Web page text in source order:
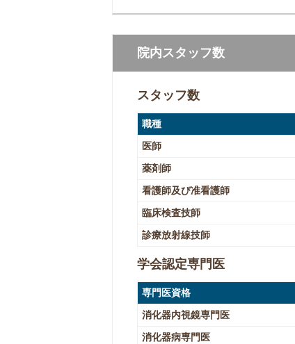
院内スタッフ数
スタッフ数
職種
医師
薬剤師
看護師及び准看護師
臨床検査技師
診療放射線技師
学会認定専門医
専門医資格
消化器内視鏡専門医
消化器病専門医